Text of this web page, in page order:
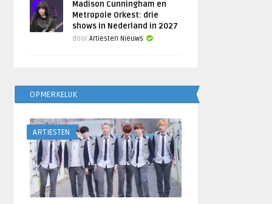
Madison Cunningham en
Metropole Orkest: drie
shows in Nederland in 2027
doorArtiesten Nieuws
OPMERKELIJK
ARTIESTEN